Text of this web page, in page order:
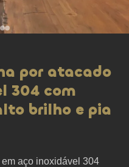
por atacado
304 com
brilho e pia
aço inoxidável 304